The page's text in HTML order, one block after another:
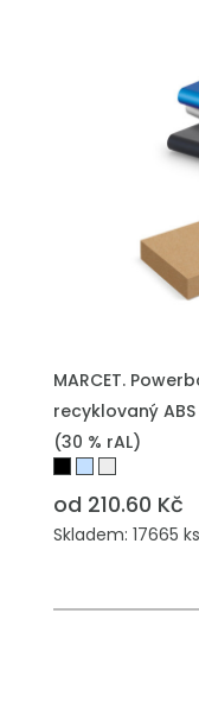
MARCET.
recyklovaný
(30 % rAL)
od 210.60 Kč
Skladem: 17665